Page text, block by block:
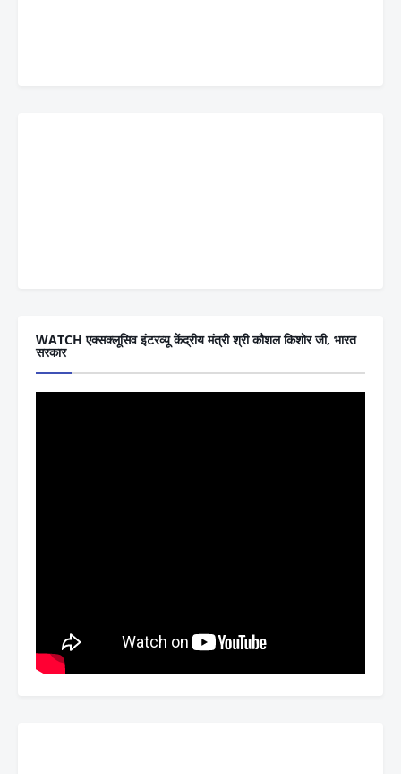
WATCH एक्सक्लूसिव इंटरव्यू केंद्रीय मंत्री श्री कौशल किशोर जी, भारत
सरकार